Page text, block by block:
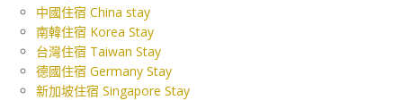
中國住宿 China stay
南韓住宿 Korea Stay
台灣住宿 Taiwan Stay
德國住宿 Germany Stay
新加坡住宿 Singapore Stay